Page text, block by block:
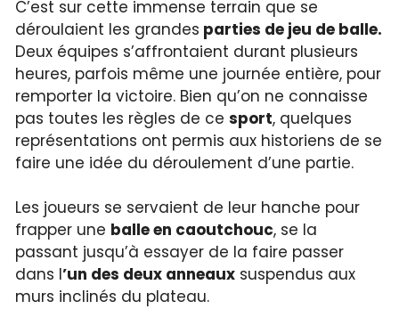
C’est sur cette immense terrain que se
déroulaient les grandes parties de jeu de balle.
Deux équipes s’affrontaient durant plusieurs
heures, parfois même une journée entière, pour
remporter la victoire. Bien qu’on ne connaisse
pas toutes les règles de cesport, quelques
représentations ont permis aux historiens de se
faire une idée du déroulement d’une partie.
Les joueurs se servaient de leur hanche pour
frapper une balle en caoutchouc, se la
passant jusqu’à essayer de la faire passer
dans l’un des deux anneaux suspendus aux
murs inclinés du plateau.